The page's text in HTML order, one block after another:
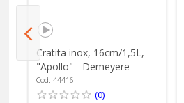
Cratita inox, 16cm/1,5L,
"Apollo" - Demeyere
Cod: 44416
(0)